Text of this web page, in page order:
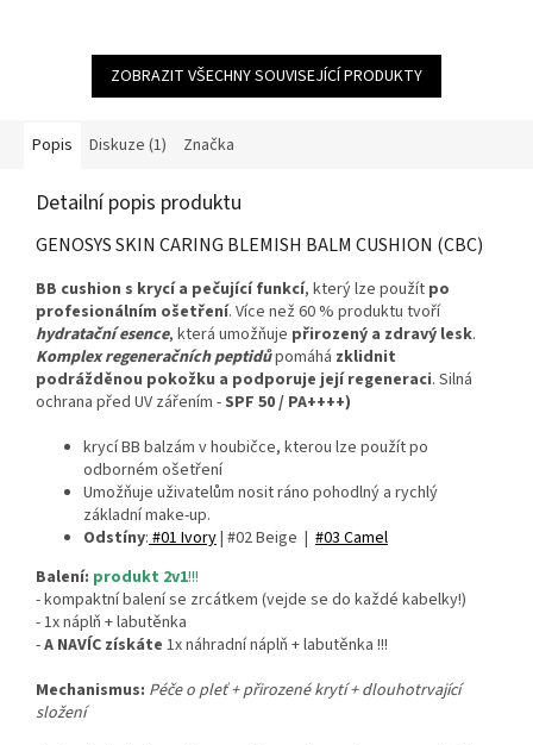
ZOBRAZIT VŠECHNY SOUVISEJÍCÍ PRODUKTY
Popis Diskuze (1) Značka
Detailní popis produktu
GENOSYS SKIN CARING BLEMISH BALM CUSHION (CBC)
BB cushion s krycí a pečující funkcí, který lze použít po
profesionálním ošetření. Více než 60 % produktu tvoří
hydratační esence, která umožňuje přirozený a zdravý lesk.
Komplex regeneračních peptidůpomáhá zklidnit
podrážděnou pokožku a podporuje její regeneraci. Silná
ochrana před UV zářením -SPF 50 / PA++++)
krycí BB balzám v houbičce, kterou lze použít po
odborném ošetření
Umožňuje uživatelům nosit ráno pohodlný a rychlý
základní make-up.
Odstíny:#01 Ivory| #02 Beige | #03 Camel
Balení: produkt 2v1!!!
- kompaktní balení se zrcátkem (vejde se do každé kabelky!)
- 1x náplň + labutěnka
-A NAVÍC získáte 1x náhradní náplň + labutěnka !!!
Mechanismus: Péče o pleť + přirozené krytí + dlouhotrvající
složení